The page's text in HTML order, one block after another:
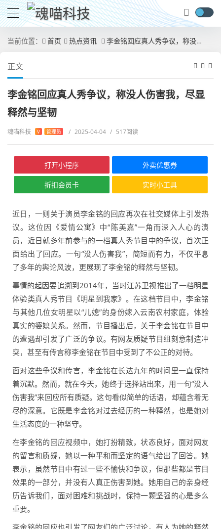
当前位置： 首页 热点资讯 李金铭回应真人秀争议，称没人伤害我，尽显释然与坚韧
正文
李金铭回应真人秀争议，称没人伤害我，尽显
释然与坚韧
魂喵科技 V 管理员 / 2025-04-04 / 517阅读
打开小程序 外卖优惠券
折扣会员卡 实时小工具
近日，一则关于演员李金铭的回应再次在社交媒体上引发热
议。这位因《爱情公寓》中“陈美嘉”一角而深入人心的演
员，近日就多年前参与的一档真人秀节目中的争议，首次正
面给出了回应。一句“没人伤害我”，简短而有力，不仅平息
了多年的舆论风波，更展现了李金铭的释然与坚韧。
事情的起因要追溯到2014年，当时江苏卫视推出了一档明星
体验类真人秀节目《明星到我家》。在这档节目中，李金铭
与其他几位女明星以“儿媳”的身份嫁入云南农村家庭，体验
真实的婆媳关系。然而，节目播出后，关于李金铭在节目中
的遭遇却引发了广泛的争议。有网友质疑节目组刻意制造冲
突，甚至有传言称李金铭在节目中受到了不公正的对待。
面对这些争议和传言，李金铭在长达九年的时间里一直保持
着沉默。然而，就在今天，她终于选择站出来，用一句“没人
伤害我”来回应所有质疑。这句看似简单的话语，却蕴含着无
尽的深意。它既是李金铭对过去经历的一种释然，也是她对
生活态度的一种坚守。
在李金铭的回应视频中，她打扮精致，状态良好，面对网友
的留言和质疑，她以一种平和而坚定的语气给出了回答。她
表示，虽然节目中有过一些不愉快和争议，但那些都是节目
效果的一部分，并没有人真正伤害到她。她用自己的亲身经
历告诉我们，面对困难和挑战时，保持一颗坚强的心是多么
重要。
李金铭的回应也引发了网友们的广泛讨论。有人为她的释然